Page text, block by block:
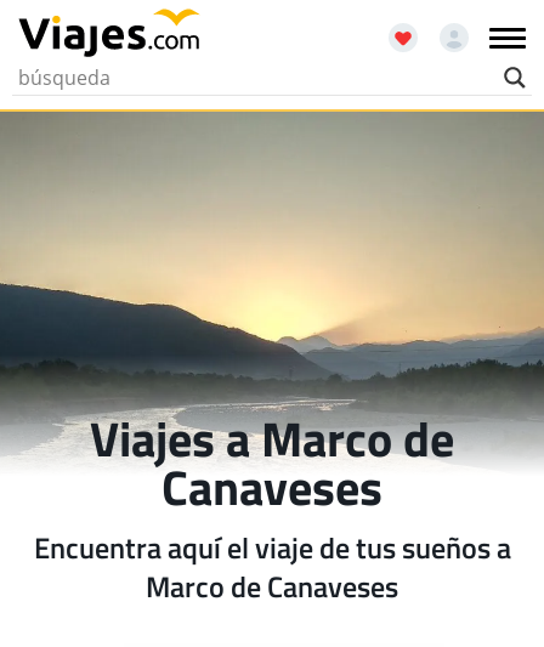
Viajes a Marco de
Canaveses
Encuentra aquí el viaje de tus sueños a
Marco de Canaveses